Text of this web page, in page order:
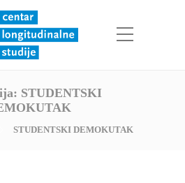
STUDENTSKI
STUDENTSKI DEMOKUTAK